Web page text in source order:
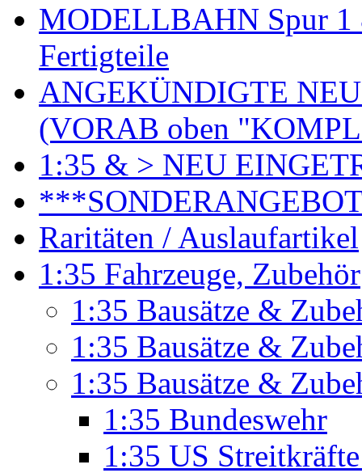
MODELLBAHN Spur 1
Fertigteile
ANGEKÜNDIGTE
(VORAB oben
1:35 & > NEU
Raritäten / Auslaufartikel
1:35 Fahrzeuge, Zubehör
1:35 Bausätze &
1:35 Bausätze &
1:35 Bausätze &
1:35 Bundeswehr
1:35 US